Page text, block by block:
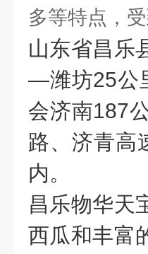
多等特点，
山东省昌乐
—潍坊25公
会济南187
路、济青高
内。
昌乐物华天
西瓜和丰富